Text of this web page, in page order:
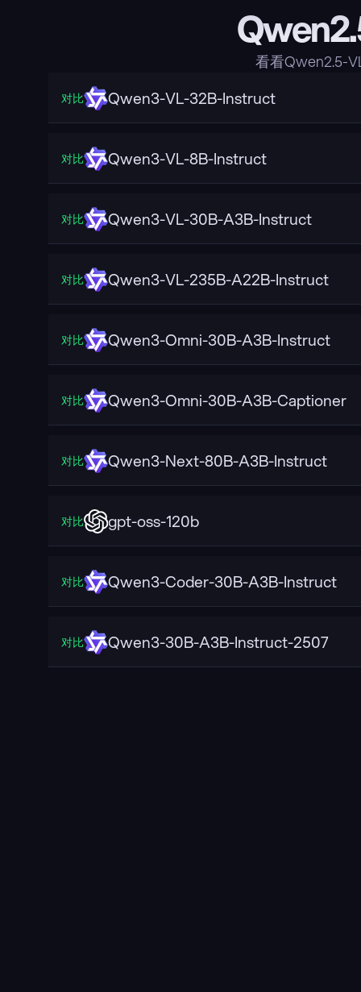
看看Qwen2.5-
对比 Qwen3-VL-32B-Instruct
对比 Qwen3-VL-8B-Instruct
对比 Qwen3-VL-30B-A3B-Instruct
对比 Qwen3-VL-235B-A22B-Instruct
对比 Qwen3-Omni-30B-A3B-Instruct
对比 Qwen3-Omni-30B-A3B-Captioner
对比 Qwen3-Next-80B-A3B-Instruct
对比 gpt-oss-120b
对比 Qwen3-Coder-30B-A3B-Instruct
对比 Qwen3-30B-A3B-Instruct-2507